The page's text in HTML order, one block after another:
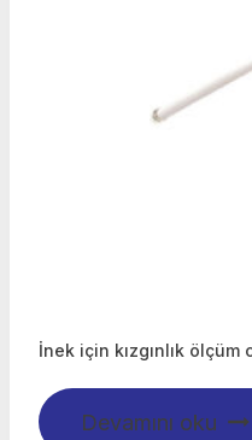
İnek için kızgınlık ölçüm
Devamını oku